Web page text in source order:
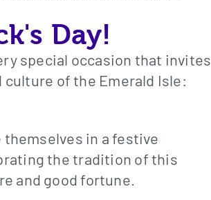
Day!
special occasion that invites
of the Emerald Isle:
in a festive
the tradition of this
and good fortune.